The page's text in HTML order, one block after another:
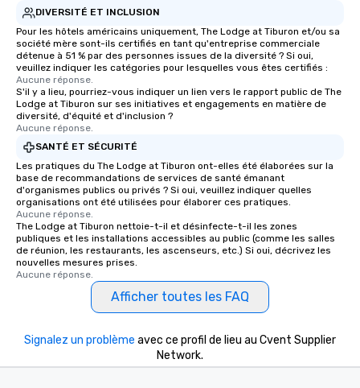
DIVERSITÉ ET INCLUSION
Pour les hôtels américains uniquement, The Lodge at Tiburon et/ou sa
société mère sont-ils certifiés en tant qu'entreprise commerciale
détenue à 51 % par des personnes issues de la diversité ? Si oui,
veuillez indiquer les catégories pour lesquelles vous êtes certifiés :
Aucune réponse.
S'il y a lieu, pourriez-vous indiquer un lien vers le rapport public de The
Lodge at Tiburon sur ses initiatives et engagements en matière de
diversité, d'équité et d'inclusion ?
Aucune réponse.
SANTÉ ET SÉCURITÉ
Les pratiques du The Lodge at Tiburon ont-elles été élaborées sur la
base de recommandations de services de santé émanant
d'organismes publics ou privés ? Si oui, veuillez indiquer quelles
organisations ont été utilisées pour élaborer ces pratiques.
Aucune réponse.
The Lodge at Tiburon nettoie-t-il et désinfecte-t-il les zones
publiques et les installations accessibles au public (comme les salles
de réunion, les restaurants, les ascenseurs, etc.) Si oui, décrivez les
nouvelles mesures prises.
Aucune réponse.
Afficher toutes les FAQ
Signalez un problème avec ce profil de lieu au Cvent Supplier
Network.